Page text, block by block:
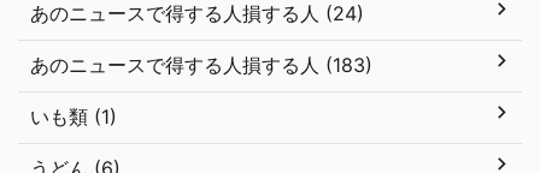
あのニュースで得する人損する人 (24)
あのニュースで得する人損する人 (183)
いも類 (1)
うどん (6)